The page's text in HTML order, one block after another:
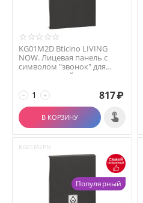
KG01M2D Bticino LIVING
NOW. Лицевая панель с
символом "звонок" для
выключателей и перек...
+
− 817₽
В КОРЗИНУ
KG01M2PN
Популярный